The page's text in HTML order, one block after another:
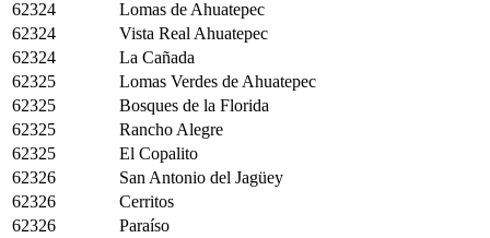
62324
Lomas de Ahuatepec
62324
Vista Real Ahuatepec
62324
La Cañada
62325
Lomas Verdes de Ahuatepec
62325
Bosques de la Florida
62325
Rancho Alegre
62325
El Copalito
62326
San Antonio del Jagüey
62326
Cerritos
62326
Paraíso